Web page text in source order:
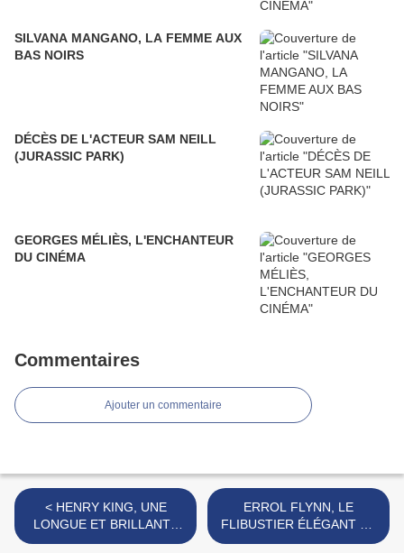
SILVANA MANGANO, LA FEMME AUX
BAS NOIRS
DÉCÈS DE L'ACTEUR SAM NEILL
(JURASSIC PARK)
GEORGES MÉLIÈS, L'ENCHANTEUR
DU CINÉMA
Commentaires
Ajouter un commentaire
< HENRY KING, UNE
LONGUE ET BRILLANTE
CARRIÈRE
ERROL FLYNN, LE
FLIBUSTIER ÉLÉGANT ET
FOUGUEUX >